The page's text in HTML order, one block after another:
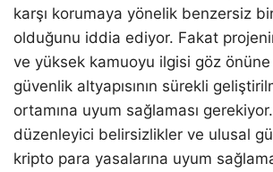
karşı korumaya yönelik benzersiz
olduğunu iddia ediyor. Fakat
ve yüksek kamuoyu ilgisi göz önüne
güvenlik altyapısının sürekli
ortamına uyum sağlaması
düzenleyici belirsizlikler ve ulusal
kripto para yasalarına uyum